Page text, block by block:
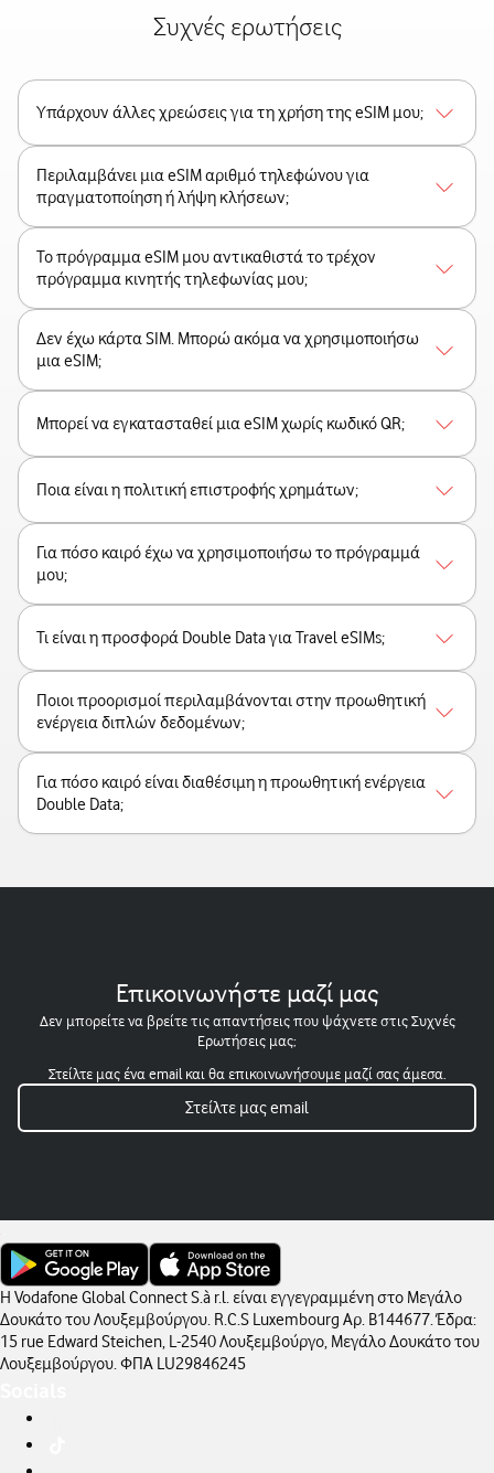
Συχνές ερωτήσεις
Υπάρχουν άλλες χρεώσεις για τη χρήση της eSIM μου;
Περιλαμβάνει μια eSIM αριθμό τηλεφώνου για
πραγματοποίηση ή λήψη κλήσεων;
Το πρόγραμμα eSIM μου αντικαθιστά το τρέχον
πρόγραμμα κινητής τηλεφωνίας μου;
Δεν έχω κάρτα SIM. Μπορώ ακόμα να χρησιμοποιήσω
μια eSIM;
Μπορεί να εγκατασταθεί μια eSIM χωρίς κωδικό QR;
Ποια είναι η πολιτική επιστροφής χρημάτων;
Για πόσο καιρό έχω να χρησιμοποιήσω το πρόγραμμά
μου;
Τι είναι η προσφορά Double Data για Travel eSIMs;
Ποιοι προορισμοί περιλαμβάνονται στην προωθητική
ενέργεια διπλών δεδομένων;
Για πόσο καιρό είναι διαθέσιμη η προωθητική ενέργεια
Double Data;
Επικοινωνήστε μαζί μας
Δεν μπορείτε να βρείτε τις απαντήσεις που ψάχνετε στις Συχνές
Ερωτήσεις μας;
Στείλτε μας ένα email και θα επικοινωνήσουμε μαζί σας άμεσα.
Στείλτε μας email
Η Vodafone Global Connect S.à r.l. είναι εγγεγραμμένη στο Μεγάλο
Δουκάτο του Λουξεμβούργου. R.C.S Luxembourg Αρ. B144677. Έδρα:
15 rue Edward Steichen, L-2540 Λουξεμβούργο, Μεγάλο Δουκάτο του
Λουξεμβούργου. ΦΠΑ LU29846245